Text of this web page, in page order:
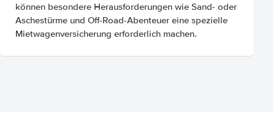
können besondere Herausforderungen wie Sand- oder
Aschestürme und Off-Road-Abenteuer eine spezielle
Mietwagenversicherung erforderlich machen.